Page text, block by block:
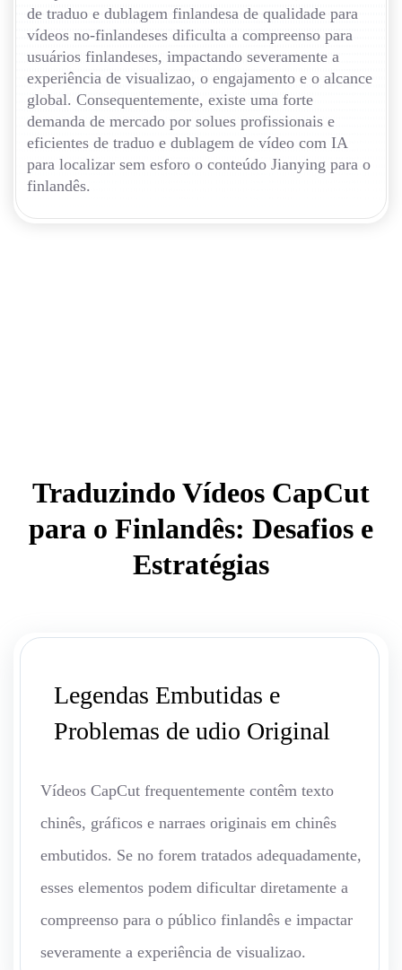
de traduo e dublagem finlandesa de qualidade para
vídeos no-finlandeses dificulta a compreenso para
usuários finlandeses, impactando severamente a
experiência de visualizao, o engajamento e o alcance
global. Consequentemente, existe uma forte
demanda de mercado por solues profissionais e
eficientes de traduo e dublagem de vídeo com IA
para localizar sem esforo o conteúdo Jianying para o
finlandês.
Traduzindo Vídeos CapCut
para o Finlandês: Desafios e
Estratégias
Legendas Embutidas e
Problemas de udio Original
Vídeos CapCut frequentemente contêm texto
chinês, gráficos e narraes originais em chinês
embutidos. Se no forem tratados adequadamente,
esses elementos podem dificultar diretamente a
compreenso para o público finlandês e impactar
severamente a experiência de visualizao.